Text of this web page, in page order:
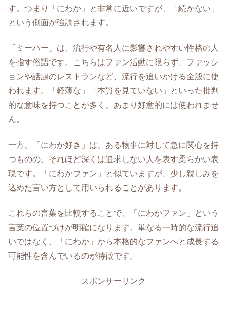
す。つまり「にわか」と非常に近いですが、「続かない」
という側面が強調されます。
「ミーハー」は、流行や有名人に影響されやすい性格の人
を指す俗語です。こちらはファン活動に限らず、ファッシ
ョンや話題のレストランなど、流行を追いかける全般に使
われます。「軽薄な」「本質を見ていない」といった批判
的な意味を持つことが多く、あまり好意的には使われませ
ん。
一方、「にわか好き」は、ある物事に対して急に関心を持
つものの、それほど深くは追求しない人を表す柔らかい表
現です。「にわかファン」と似ていますが、少し親しみを
込めた言い方として用いられることがあります。
これらの言葉を比較することで、「にわかファン」という
言葉の位置づけが明確になります。単なる一時的な流行追
いではなく、「にわか」から本格的なファンへと成長する
可能性を含んでいるのが特徴です。
スポンサーリンク